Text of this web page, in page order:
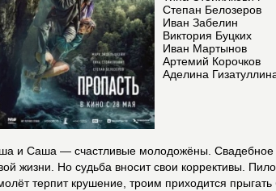
Степан Белозеров
Иван Забелин
Виктория Буцких
Иван Мартынов
Артемий Корочков
Аделина
и Саша — счастливые молодожёны. Свадебное
жизни. Но судьба вносит свои коррективы.
терпит крушение, троим приходится